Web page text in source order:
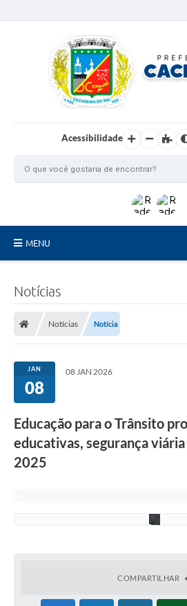
Acessibilidade
MENU
Conselhos Municipais
Serviços on-line
Turismo
Coleta seletiva - Informações
A Prefeitura
Notícias
Notícias Notícia
JAN
08
08 JAN 2026
Educação para o Trânsito
educativas, segurança
2025
i
s
a
COMPARTILHAR